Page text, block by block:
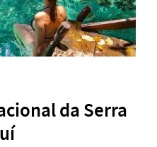
da Serra